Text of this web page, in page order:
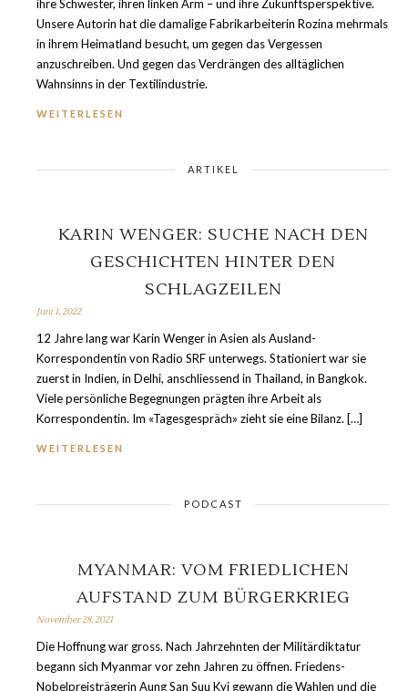
ihre Schwester, ihren linken Arm – und ihre Zukunftsperspektive.
Unsere Autorin hat die damalige Fabrikarbeiterin Rozina mehrmals
in ihrem Heimatland besucht, um gegen das Vergessen
anzuschreiben. Und gegen das Verdrängen des alltäglichen
Wahnsinns in der Textilindustrie.
WEITERLESEN
ARTIKEL
KARIN WENGER: SUCHE NACH DEN
GESCHICHTEN HINTER DEN
SCHLAGZEILEN
Juni 1, 2022
12 Jahre lang war Karin Wenger in Asien als Ausland-
Korrespondentin von Radio SRF unterwegs. Stationiert war sie
zuerst in Indien, in Delhi, anschliessend in Thailand, in Bangkok.
Viele persönliche Begegnungen prägten ihre Arbeit als
Korrespondentin. Im «Tagesgespräch» zieht sie eine Bilanz. […]
WEITERLESEN
PODCAST
MYANMAR: VOM FRIEDLICHEN
AUFSTAND ZUM BÜRGERKRIEG
November 28, 2021
Die Hoffnung war gross. Nach Jahrzehnten der Militärdiktatur
begann sich Myanmar vor zehn Jahren zu öffnen. Friedens-
Nobelpreisträgerin Aung San Suu Kyi gewann die Wahlen und die